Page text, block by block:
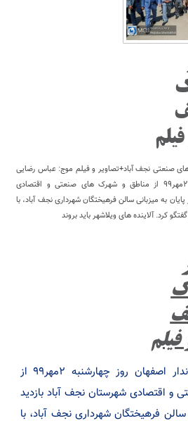
های صنعتی نجف آباد+تصاویر و فیلم موج: عباس رضایی
استاندار اصفهان روز چهارشنبه ۲مهر۹۹ از مناطق و شهرک های صنعتی و اقتصادی
به میزبانی سالن فرهیختگان شهرداری نجف آباد، با
کرد. آلاینده های ویلاشهر باید بروند
عباس رضایی استاندار اصفهان روز چهارشنبه ۲مهر۹۹ از
اقتصادی شهرستان نجف آباد بازدید
سالن فرهیختگان شهرداری نجف آباد، با